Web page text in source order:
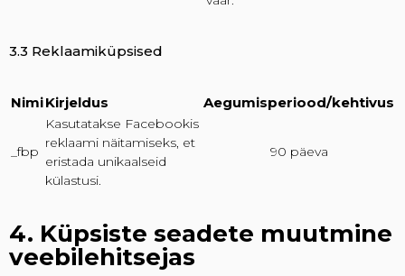
3.3 Reklaamiküpsised
NimiKirjeldus Aegumisperiood/kehtivus
_fbp
Kasutatakse Facebookis
reklaami näitamiseks, et
eristada unikaalseid
külastusi.
90 päeva
4. Küpsiste seadete muutmine
veebilehitsejas